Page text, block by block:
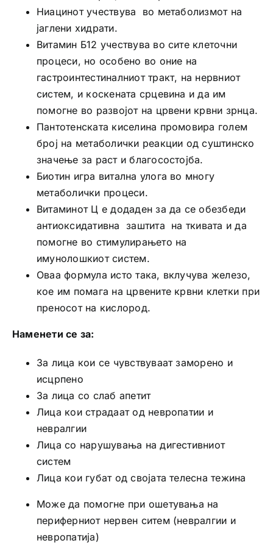
Ниацинот учествува во метаболизмот на
јаглени хидрати.
Витамин Б12 учествува во сите клеточни
процеси, но особено во оние на
гастроинтестиналниот тракт, на нервниот
систем, и коскената срцевина и да им
помогне во развојот на црвени крвни зрнца.
Пантотенската киселина промовира голем
број на метаболички реакции од суштинско
значење за раст и благосостојба.
Биотин игра витална улога во многу
метаболички процеси.
Витаминот Ц е додаден за да се обезбеди
антиоксидативна заштита на ткивата и да
помогне во стимулирањето на
имунолошкиот систем.
Оваа формула исто така, вклучува железо,
кое им помага на црвените крвни клетки при
преносот на кислород.
Наменети се за:
За лица кои се чувствуваат заморено и
исцрпено
За лица со слаб апетит
Лица кои страдаат од невропатии и
невралгии
Лица со нарушувања на дигестивниот
систем
Лица кои губат од својата телесна тежина
Може да помогне при ошетувања на
периферниот нервен ситем (невралгии и
невропатија)